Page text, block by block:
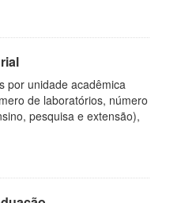
por unidade acadêmica
de laboratórios, número
pesquisa e extensão),